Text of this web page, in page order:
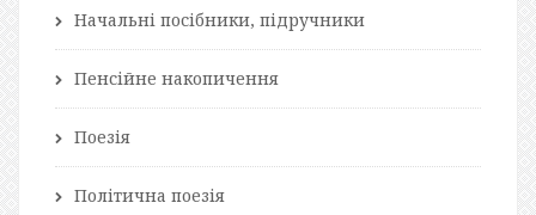
Начальні посібники, підручники
Пенсійне накопичення
Поезія
Політична поезія